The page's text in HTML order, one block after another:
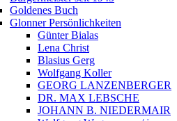
Goldenes Buch
Glonner Persönlichkeiten
Günter Bialas
Lena Christ
Blasius Gerg
Wolfgang Koller
GEORG LANZENBERGER
DR. MAX LEBSCHE
JOHANN B. NIEDERMAIR